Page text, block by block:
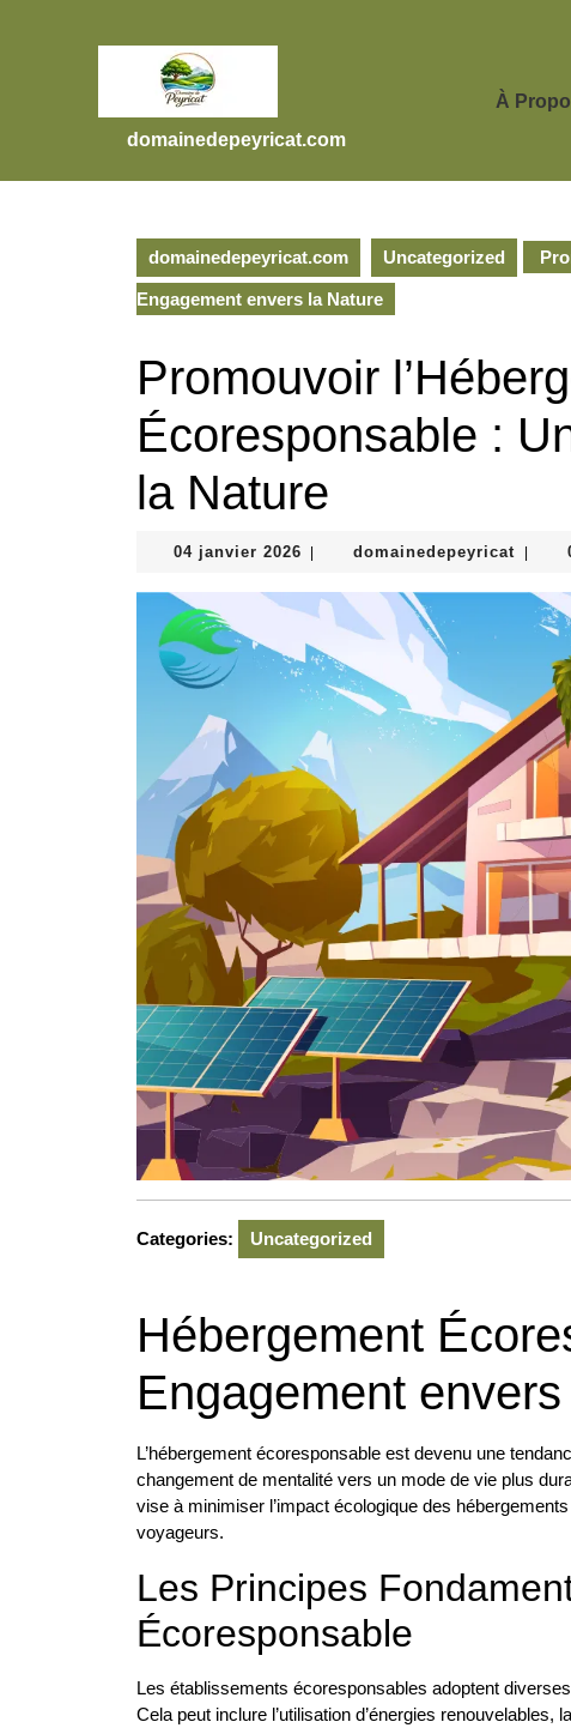
domainedepeyricat.com
À
domainedepeyricat.com Uncategorized
Engagement envers la Nature
Promouvoir
Écoresponsable :
la Nature
04 janvier 2026 04
2026
domainedepeyricat
Categories: Uncategorized
Hébergement
Engagement
L’hébergement écoresponsable est devenu une
changement de mentalité vers un mode de vie plus
vise à minimiser l’impact écologique des
voyageurs.
Les Principes
Écoresponsable
Les établissements écoresponsables adoptent
Cela peut inclure l’utilisation d’énergies